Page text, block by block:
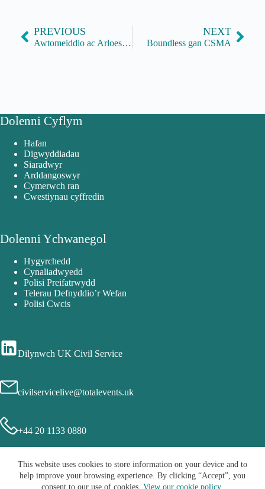
This website uses cookies to store information on your device and to
help improve your browsing experience. By clicking “Accept”, you
consent to our use of cookies.View our cookie policy.
PREVIOUS
Awtomeiddio ac Arloesedd
NEXT
Boundless gan CSMA
Dolenni Cyflym
Hafan
Digwyddiadau
Siaradwyr
Arddangoswyr
Cymerwch ran
Cwestiynau cyffredin
Dolenni Ychwanegol
Hygyrchedd
Cynaliadwyedd
Polisi Preifatrwydd
Telerau Defnyddio’r Wefan
Polisi Cwcis
Dilynwch UK Civil Service
civilservicelive@totalevents.uk
+44 20 1133 0880